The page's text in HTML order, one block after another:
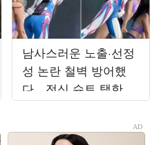
남사스러운 노출·선정
성 논란 철벽 방어했
다…전신 슈트 택한 최
예나, '워터밤 여신' 새